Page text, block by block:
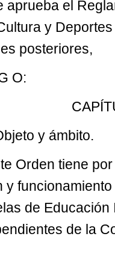
aprueba el
y
posteriores,
O:
y ámbito.
Orden tiene
y
de
de la